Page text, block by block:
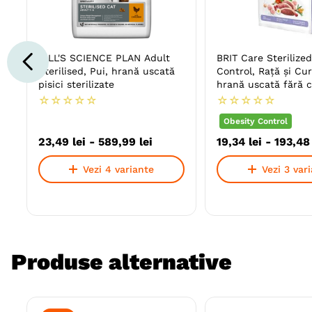
HILL'S SCIENCE PLAN Adult
Sterilised, Pui, hrană uscată
pisici sterilizate
☆ ☆ ☆ ☆ ☆
23,49 lei - 589,99 lei
Vezi 4 variante
BRIT Care
Control, Rață și
hrană uscată fără
pisici sterilizate,
☆ ☆ ☆ ☆ ☆
Obesity Control
19,34 lei - 193,48
Vezi 3
Produse alternative